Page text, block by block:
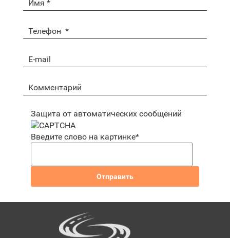
Защита от автоматических сообщений
Введите слово на картинке*